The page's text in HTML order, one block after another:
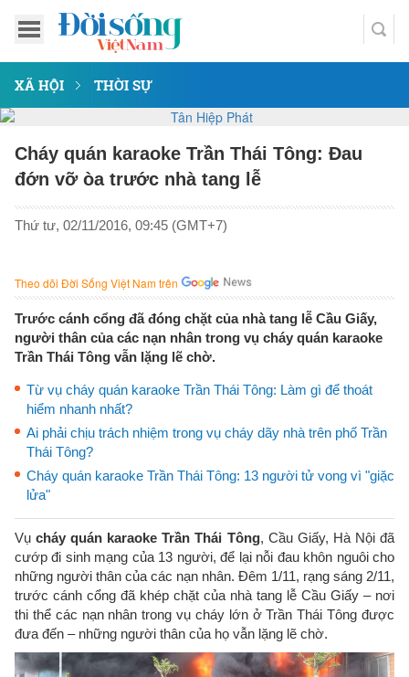
XÃ HỘI THỜI SỰ
Cháy quán karaoke Trần Thái Tông: Đau
đớn vỡ òa trước nhà tang lễ
Thứ tư, 02/11/2016, 09:45 (GMT+7)
Theo dõi Đời Sống Việt Nam trên
Trước cánh cổng đã đóng chặt của nhà tang lễ Cầu Giấy,
người thân của các nạn nhân trong vụ cháy quán karaoke
Trần Thái Tông vẫn lặng lẽ chờ.
Từ vụ cháy quán karaoke Trần Thái Tông: Làm gì để thoát
hiểm nhanh nhất?
Ai phải chịu trách nhiệm trong vụ cháy dãy nhà trên phố Trần
Thái Tông?
Cháy quán karaoke Trần Thái Tông: 13 người tử vong vì "giặc
lửa"
Vụcháy quán karaoke Trần Thái Tông, Cầu Giấy, Hà Nội đã
cướp đi sinh mạng của 13 người, để lại nỗi đau khôn nguôi cho
những người thân của các nạn nhân. Đêm 1/11, rạng sáng 2/11,
trước cánh cổng đã khép chặt của nhà tang lễ Cầu Giấy – nơi
thi thể các nạn nhân trong vụ cháy lớn ở Trần Thái Tông được
đưa đến – những người thân của họ vẫn lặng lẽ chờ.